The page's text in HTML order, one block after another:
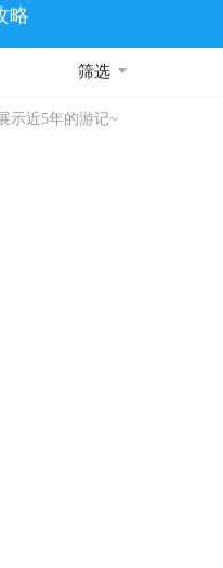
略
筛选
示近5年的游记~